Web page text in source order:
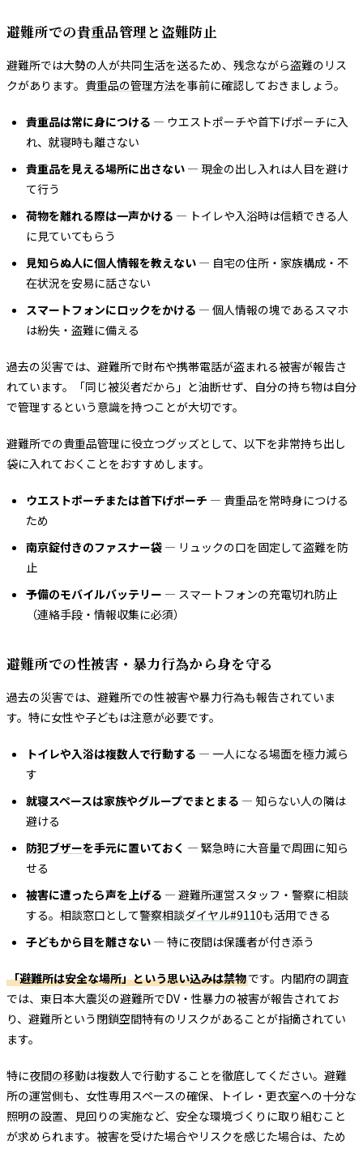
避難所での貴重品管理と盗難防止
避難所では大勢の人が共同生活を送るため、残念ながら盗難のリス
クがあります。 貴重品の管理方法を事前に確認しておきましょう。
貴重品は常に身につける — ウエストポーチや首下げポーチに入
れ、就寝時も離さない
貴重品を見える場所に出さない — 現金の出し入れは人目を避け
て行う
荷物を離れる際は一声かける — トイレや入浴時は信頼できる人
に見ていてもらう
見知らぬ人に個人情報を教えない — 自宅の住所・家族構成・不
在状況を安易に話さない
スマートフォンにロックをかける — 個人情報の塊であるスマホ
は紛失・盗難に備える
過去の災害では、避難所で財布や携帯電話が盗まれる被害が報告さ
れています。「同じ被災者だから」と油断せず、自分の持ち物は自分
で管理するという意識を持つことが大切です。
避難所での貴重品管理に役立つグッズとして、以下を非常持ち出し
袋に入れておくことをおすすめします。
ウエストポーチまたは首下げポーチ — 貴重品を常時身につける
ため
南京錠付きのファスナー袋 — リュックの口を固定して盗難を防
止
予備のモバイルバッテリー — スマートフォンの充電切れ防止
（連絡手段・情報収集に必須）
避難所での性被害・暴力行為から身を守る
過去の災害では、避難所での性被害や暴力行為も報告されていま
す。特に女性や子どもは注意が必要です。
トイレや入浴は複数人で行動する — 一人になる場面を極力減ら
す
就寝スペースは家族やグループでまとまる — 知らない人の隣は
避ける
防犯ブザーを手元に置いておく — 緊急時に大音量で周囲に知ら
せる
被害に遭ったら声を上げる — 避難所運営スタッフ・警察に相談
する。相談窓口として警察相談ダイヤル#9110も活用できる
子どもから目を離さない — 特に夜間は保護者が付き添う
「避難所は安全な場所」という思い込みは禁物です。内閣府の調査
では、東日本大震災の避難所でDV・性暴力の被害が報告されてお
り、避難所という閉鎖空間特有のリスクがあることが指摘されてい
ます。
特に夜間の移動は複数人で行動することを徹底してください。避難
所の運営側も、女性専用スペースの確保、トイレ・更衣室への十分な
照明の設置、見回りの実施など、安全な環境づくりに取り組むこと
が求められます。被害を受けた場合やリスクを感じた場合は、ため